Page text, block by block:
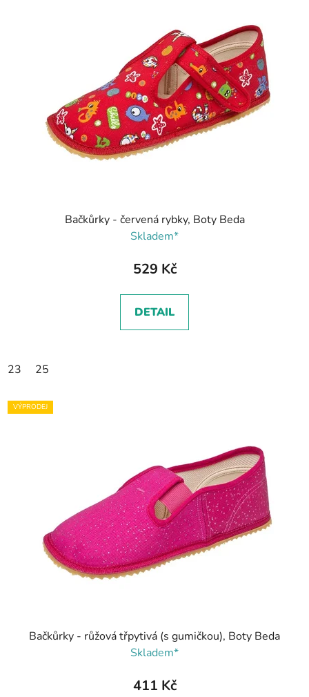
Bačkůrky - červená rybky, Boty Beda
Skladem*
529 Kč
DETAIL
23 25
VÝPRODEJ
Bačkůrky - růžová třpytivá (s gumičkou), Boty Beda
Skladem*
411 Kč